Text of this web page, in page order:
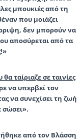
μπουκιές από τη
που μοιάζει
δεν μπορούν να
αποσύρεται από τα
ταίριαζε σε ταινίες
να υπερβεί τον
να συνεχίσει τη ζωή
σώσει».
από τον Βλάσση